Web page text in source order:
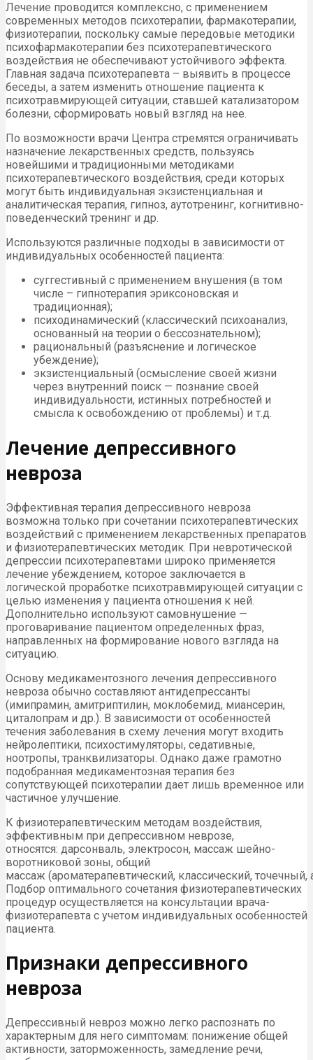
Лечение проводится комплексно, с применением
современных методов психотерапии, фармакотерапии,
физиотерапии, поскольку самые передовые методики
психофармакотерапии без психотерапевтического
воздействия не обеспечивают устойчивого эффекта.
Главная задача психотерапевта – выявить в процессе
беседы, а затем изменить отношение пациента к
психотравмирующей ситуации, ставшей катализатором
болезни, сформировать новый взгляд на нее.
По возможности врачи Центра стремятся ограничивать
назначение лекарственных средств, пользуясь
новейшими и традиционными методиками
психотерапевтического воздействия, среди которых
могут быть индивидуальная экзистенциальная и
аналитическая терапия, гипноз, аутотренинг, когнитивно-
поведенческий тренинг и др.
Используются различные подходы в зависимости от
индивидуальных особенностей пациента:
суггестивный с применением внушения (в том
числе – гипнотерапия эриксоновская и
традиционная);
психодинамический (классический психоанализ,
основанный на теории о бессознательном);
рациональный (разъяснение и логическое
убеждение);
экзистенциальный (осмысление своей жизни
через внутренний поиск — познание своей
индивидуальности, истинных потребностей и
смысла к освобождению от проблемы) и т.д.
Лечение депрессивного
невроза
Эффективная терапия депрессивного невроза
возможна только при сочетании психотерапевтических
воздействий с применением лекарственных препаратов
и физиотерапевтических методик. При невротической
депрессии психотерапевтами широко применяется
лечение убеждением, которое заключается в
логической проработке психотравмирующей ситуации с
целью изменения у пациента отношения к ней.
Дополнительно используют самовнушение —
проговаривание пациентом определенных фраз,
направленных на формирование нового взгляда на
ситуацию.
Основу медикаментозного лечения депрессивного
невроза обычно составляют антидепрессанты
(имипрамин, амитриптилин, моклобемид, миансерин,
циталопрам и др.). В зависимости от особенностей
течения заболевания в схему лечения могут входить
нейролептики, психостимуляторы, седативные,
ноотропы, транквилизаторы. Однако даже грамотно
подобранная медикаментозная терапия без
сопутствующей психотерапии дает лишь временное или
частичное улучшение.
К физиотерапевтическим методам воздействия,
эффективным при депрессивном неврозе,
относятся: дарсонваль, электросон, массаж шейно-
воротниковой зоны, общий
массаж (ароматерапевтический, классический,
Подбор оптимального сочетания физиотерапевтических
процедур осуществляется на консультации врача-
физиотерапевта с учетом индивидуальных особенностей
пациента.
Признаки депрессивного
невроза
Депрессивный невроз можно легко распознать по
характерным для него симптомам: понижение общей
активности, заторможенность, замедление речи,